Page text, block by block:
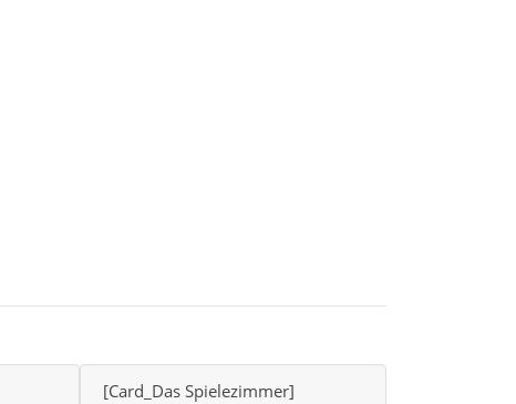
[Card_Das Spielezimmer]